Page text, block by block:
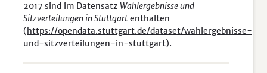
2017 sind im Datensatz Wahlergebnisse und
Sitzverteilungen in Stuttgart enthalten
(https://opendata.stuttgart.de/dataset/wahlergebnisse-
und-sitzverteilungen-in-stuttgart).